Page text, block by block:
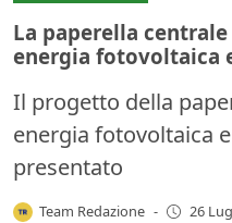
La paperella
energia fotovoltaica
Il progetto della
energia fotovoltaica
presentato
Team Redazione - 26